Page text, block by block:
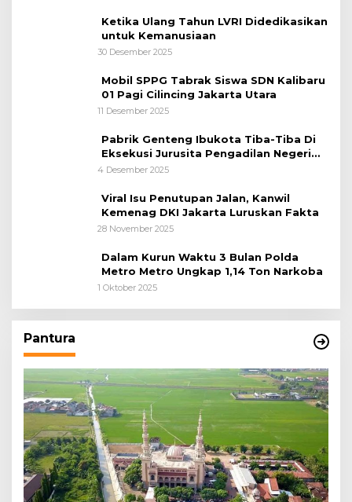
Ketika Ulang Tahun LVRI Didedikasikan
untuk Kemanusiaan
30 Desember 2025
Mobil SPPG Tabrak Siswa SDN Kalibaru
01 Pagi Cilincing Jakarta Utara
11 Desember 2025
Pabrik Genteng Ibukota Tiba-Tiba Di
Eksekusi Jurusita Pengadilan Negeri
Tangerang, Diduga Cacat Hukum Sejak
4 Desember 2025
Viral Isu Penutupan Jalan, Kanwil
Kemenag DKI Jakarta Luruskan Fakta
28 November 2025
Dalam Kurun Waktu 3 Bulan Polda
Metro Metro Ungkap 1,14 Ton Narkoba
1 Oktober 2025
Pantura